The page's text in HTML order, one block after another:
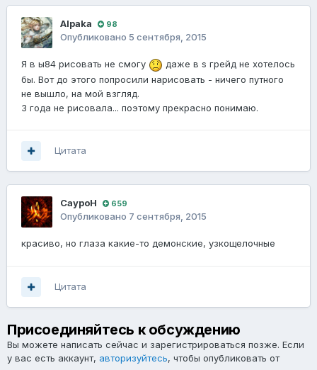
Alpaka 98
Опубликовано 5 сентября, 2015
Я в ы84 рисовать не смогу
даже в s грейд не хотелось
бы. Вот до этого попросили нарисовать - ничего путного
не вышло, на мой взгляд.
3 года не рисовала... поэтому прекрасно понимаю.
Цитата
СауроН 659
Опубликовано 7 сентября, 2015
красиво, но глаза какие-то демонские, узкощелочные
Цитата
Присоединяйтесь к обсуждению
Вы можете написать сейчас и зарегистрироваться позже. Если
у вас есть аккаунт, авторизуйтесь, чтобы опубликовать от